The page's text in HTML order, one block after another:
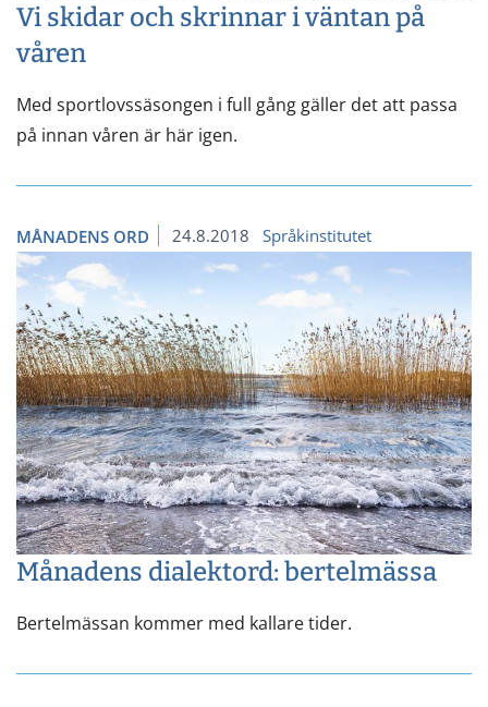
Vi skidar och skrinnar i väntan på
våren
Med sportlovssäsongen i full gång gäller det att passa
på innan våren är här igen.
MÅNADENS ORD 24.8.2018 Språkinstitutet
Månadens dialektord: bertelmässa
Bertelmässan kommer med kallare tider.